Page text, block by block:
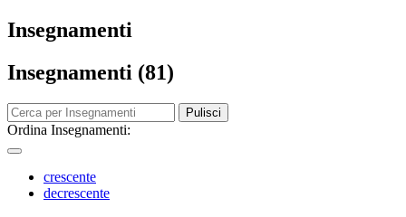
Insegnamenti
Insegnamenti (81)
Pulisci
Ordina Insegnamenti:
crescente
decrescente